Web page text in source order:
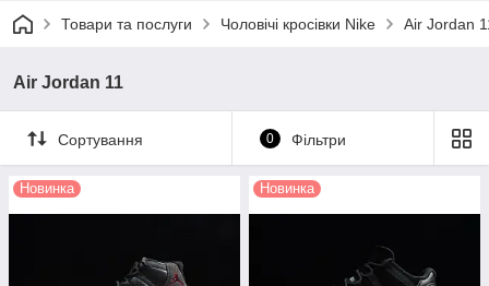
Товари та послуги Чоловічі кросівки Nike Air Jordan
Air Jordan 11
Сортування 0 Фільтри
Новинка Новинка